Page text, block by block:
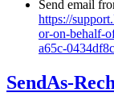
Send email
https://
or-on-behalf-
a65c-
SendAs-